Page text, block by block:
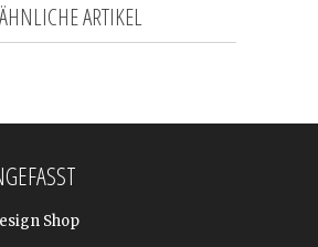
ÄHNLICHE ARTIKEL
Shop